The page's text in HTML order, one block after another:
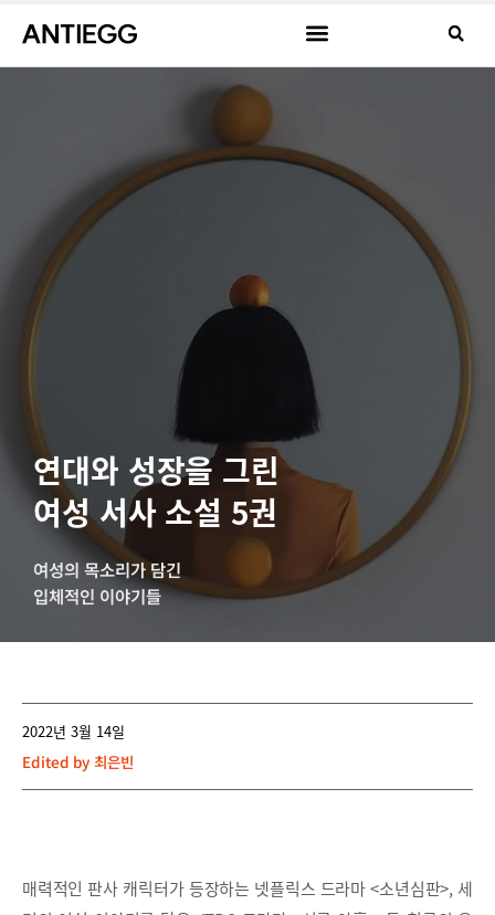
연대와 성장을 그린
여성 서사 소설 5권
여성의 목소리가 담긴
입체적인 이야기들
2022년 3월 14일
Edited by 최은빈
매력적인 판사 캐릭터가 등장하는 넷플릭스 드라마 <소년심판>, 세